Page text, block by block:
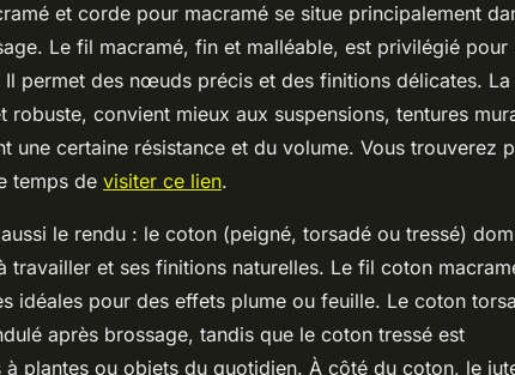
et corde pour macramé se situe principalement
Le fil macramé, fin et malléable, est privilégié pour
permet des nœuds précis et des finitions délicates. La
robuste, convient mieux aux suspensions, tentures
une certaine résistance et du volume. Vous trouverez
temps de visiter ce lien.
le rendu : le coton (peigné, torsadé ou tressé)
travailler et ses finitions naturelles. Le fil coton
idéales pour des effets plume ou feuille. Le coton
après brossage, tandis que le coton tressé est
plantes ou objets du quotidien. À côté du coton, le